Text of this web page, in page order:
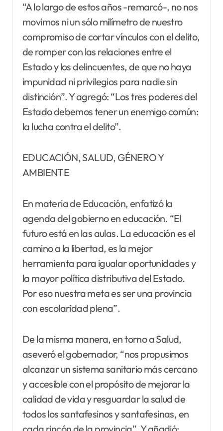
“A lo largo de estos años -remarcó-, no nos
movimos ni un sólo milímetro de nuestro
compromiso de cortar vínculos con el delito,
de romper con las relaciones entre el
Estado y los delincuentes, de que no haya
impunidad ni privilegios para nadie sin
distinción”. Y agregó: “Los tres poderes del
Estado debemos tener un enemigo común:
la lucha contra el delito”.
EDUCACIÓN, SALUD, GÉNERO Y
AMBIENTE
En materia de Educación, enfatizó la
agenda del gobierno en educación. “El
futuro está en las aulas. La educación es el
camino a la libertad, es la mejor
herramienta para igualar oportunidades y
la mayor política distributiva del Estado.
Por eso nuestra meta es ser una provincia
con escolaridad plena”.
De la misma manera, en torno a Salud,
aseveró el gobernador, “nos propusimos
alcanzar un sistema sanitario más cercano
y accesible con el propósito de mejorar la
calidad de vida y resguardar la salud de
todos los santafesinos y santafesinas, en